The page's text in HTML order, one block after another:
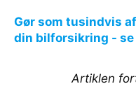
Gør som tusindvis
din bilforsikring - se
Artiklen